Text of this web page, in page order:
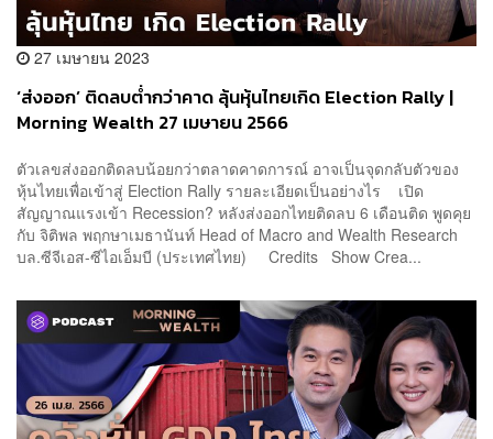
27 เมษายน 2023
‘ส่งออก’ ติดลบต่ำกว่าคาด ลุ้นหุ้นไทยเกิด Election Rally |
Morning Wealth 27 เมษายน 2566
ตัวเลขส่งออกติดลบน้อยกว่าตลาดคาดการณ์ อาจเป็นจุดกลับตัวของ
หุ้นไทยเพื่อเข้าสู่ Election Rally รายละเอียดเป็นอย่างไร เปิด
สัญญาณแรงเข้า Recession? หลังส่งออกไทยติดลบ 6 เดือนติด พูดคุย
กับ จิติพล พฤกษาเมธานันท์ Head of Macro and Wealth Research
บล.ซีจีเอส-ซีไอเอ็มบี (ประเทศไทย) Credits Show Crea...